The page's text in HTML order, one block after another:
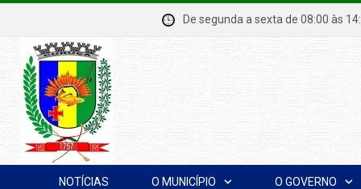
De segunda a sexta de 08:00
NOTÍCIAS O MUNICÍPIO O GOVERNO